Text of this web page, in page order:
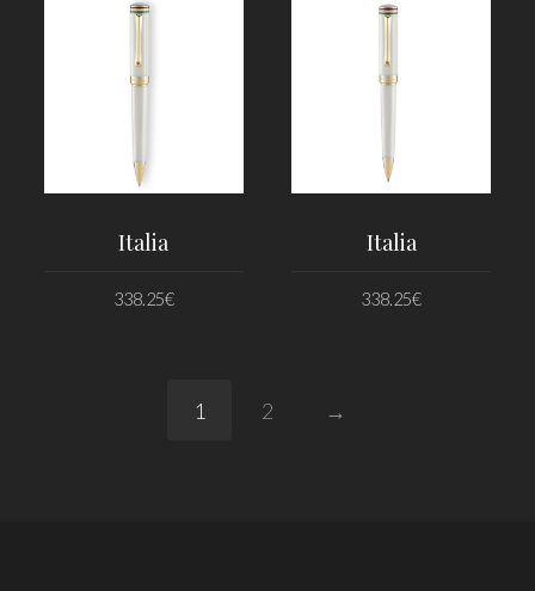
Italia
338.25€
Italia
338.25€
1 2 →